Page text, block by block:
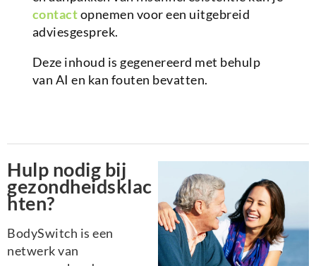
contactopnemen voor een uitgebreid
adviesgesprek.
Deze inhoud is gegenereerd met behulp
van AI en kan fouten bevatten.
Hulp nodig bij
gezondheidsklac
hten?
BodySwitch is een
netwerk van